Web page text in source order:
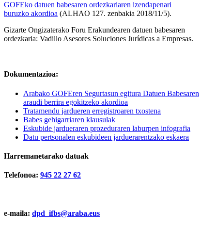
GOFEko datuen babesaren ordezkariaren izendapenari
buruzko akordioa (ALHAO 127. zenbakia 2018/11/5).
Gizarte Ongizaterako Foru Erakundearen datuen babesaren
ordezkaria: Vadillo Asesores Soluciones Jurídicas a Empresas.
Dokumentazioa:
Arabako GOFEren Segurtasun egitura Datuen Babesaren
araudi berrira egokitzeko akordioa
Tratamendu jardueren erregistroaren txostena
Babes gehigarriaren klausulak
Eskubide jardueraren prozeduraren laburpen infografia
Datu pertsonalen eskubideen jarduerarentzako eskaera
Harremanetarako datuak
Telefonoa: 945 22 27 62
e-maila: dpd_ifbs@araba.eus